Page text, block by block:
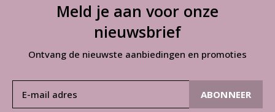
Meld je aan voor onze
nieuwsbrief
Ontvang de nieuwste aanbiedingen en promoties
ABONNEER